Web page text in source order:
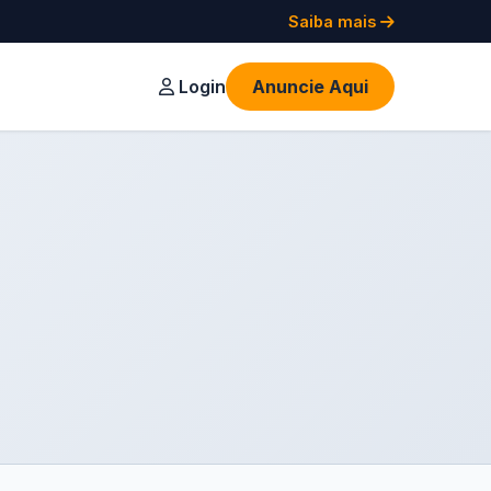
Saiba mais
Login Anuncie Aqui